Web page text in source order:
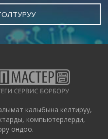
калыбына келтируу,
компьютерлерди,
ондоо.